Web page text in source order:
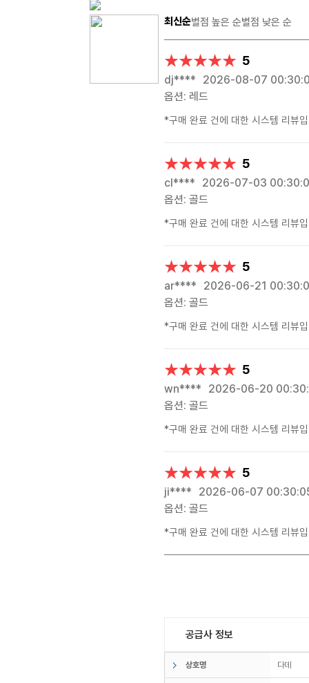
최신순별점 높은 순별점 낮은 순
★★★★★
★★★★★ 5
dj**** 2026-08-07
옵션: 레드
*구매 완료 건에 대한 시스템 리뷰
★★★★★
★★★★★ 5
cl**** 2026-07-03
옵션: 골드
*구매 완료 건에 대한 시스템 리뷰
★★★★★
★★★★★ 5
ar**** 2026-06-21
옵션: 골드
*구매 완료 건에 대한 시스템 리뷰
★★★★★
★★★★★ 5
wn**** 2026-06-20
옵션: 골드
*구매 완료 건에 대한 시스템 리뷰
★★★★★
★★★★★ 5
ji**** 2026-06-07
옵션: 골드
*구매 완료 건에 대한 시스템 리뷰
공급사 정보
상호명 다데